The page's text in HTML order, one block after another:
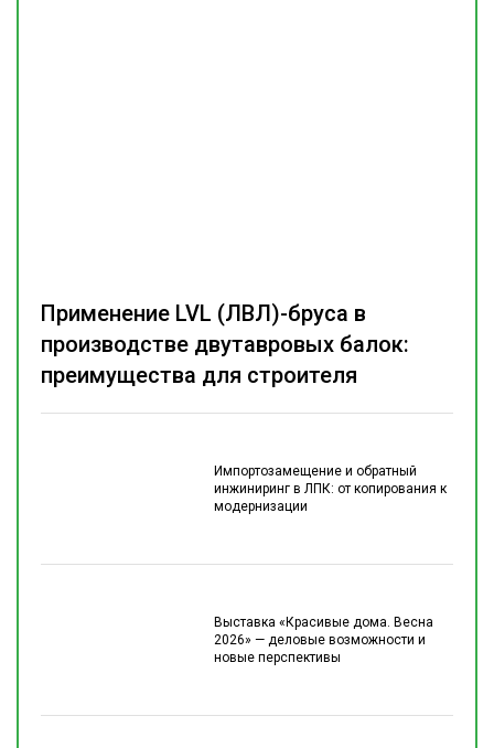
Импортозамещение и обратный
инжиниринг в ЛПК: от копирования к
модернизации
Выставка «Красивые дома. Весна
2026» — деловые возможности и
новые перспективы
Применение LVL (ЛВЛ)-бруса в
производстве двутавровых балок:
преимущества для строителя